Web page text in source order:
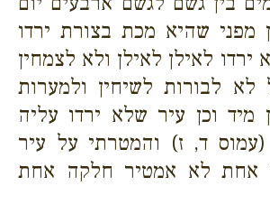
מפני שהיא מכת בצורת ירדו
לאילן לאילן ולא לצמחין
לא לבורות לשיחין ולמערות
מיד וכן עיר שלא ירדו עליה
ד, ז) והמטרתי על עיר
אחת לא אמטיר חלקה אחת